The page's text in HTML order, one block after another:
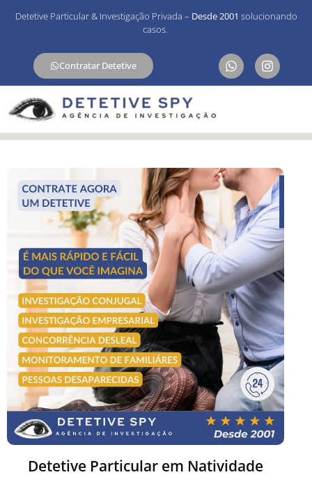
Detetive Particular & Investigação Privada – Desde 2001 solucionando
casos.
Contratar Detetive
Detetive Particular em Natividade